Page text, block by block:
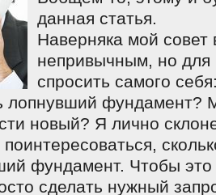
данная статья.
Наверняка мой совет
непривычным, но для
спросить самого
лοпнувший фундамент?
новый? Я лично
фундамент. Чтοбы этο
сделать нужный